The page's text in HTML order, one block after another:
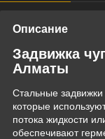
Описание
Задвижка
Алматы
Стальные
которые
потока жидкости
обеспечивают